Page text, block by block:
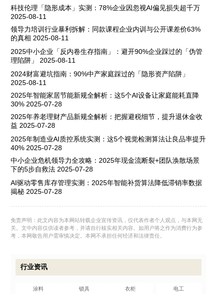
科技伦理「隐形成本」实测：78%企业因忽视AI偏见损失超千万
2025-08-11
领导力培训行业暴利拆解：同款课程企业内训与公开课差价63%
的真相 2025-08-11
2025中小企业「反内卷生存指南」：避开90%企业踩过的「伪管
理陷阱」
2025-08-11
2024财富避坑指南：90%中产家庭踩过的「隐形资产陷阱」
2025-08-11
2025年智能家居节能新规全解析：这5个AI设备让家庭能耗直降
30% 2025-07-28
2025年养老理财产品新规全解析：把握避税细节，提升退休金收
益 2025-07-28
2025年制造业AI质控系统实测：这5个视觉检测算法让良品率提升
40% 2025-07-28
中小企业危机领导力全攻略：2025年现金流断裂+团队涣散场景
下的5步自救法 2025-07-28
AI驱动零售库存管理实测：2025年智能补货算法降低滞销率数据
揭秘 2025-07-28
免责声明：此文内容为本网站转载企业宣传资讯，仅代表作者个人观点，与本网无
关。文中内容仅供读者参考，并请自行核实相关内容。如用户将之作为消费行为参
考，本网敬告用户需审慎决定。本网不承担任何经济和法律责任。
行业资讯
涂料 锁具 衣柜 电工